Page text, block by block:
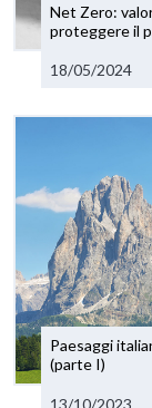
Net Zero:
proteggere il
18/05/2024
Paesaggi
(parte I)
13/10/2023